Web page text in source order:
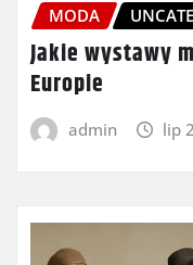
MODA
Jakie wystawy
Europie
admin lip